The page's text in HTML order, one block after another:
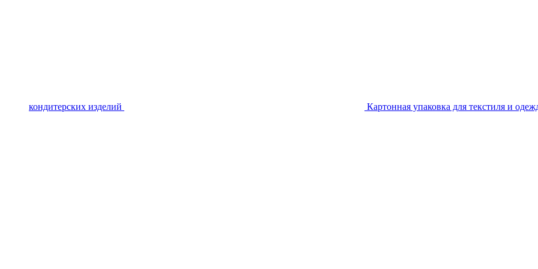
кондитерских изделий Картонная упаковка для текстиля и